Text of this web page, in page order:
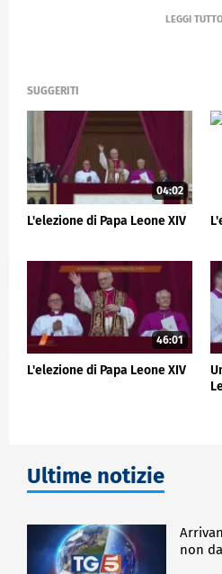
Sapienza, dove hanno atteso
salito in cima alla gradinata,
"Buongiorno a tutti, grazie per
molto contento di essere qui
potete seguire l'incontro
momento di gioia per tutta la
Sapienza".
SUGGERITI
04:02
L'elezione di Papa Leone XIV
46:01
L'elezione di Papa Leone XIV
Ultime notizie
non